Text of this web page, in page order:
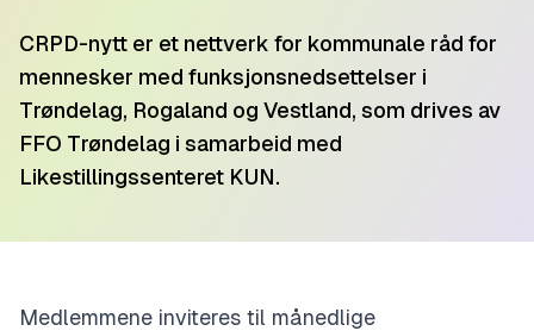
CRPD-nytt er et nettverk for kommunale råd for
mennesker med funksjonsnedsettelser i
Trøndelag, Rogaland og Vestland, som drives av
FFO Trøndelag i samarbeid med
Likestillingssenteret KUN.
Medlemmene inviteres til månedlige